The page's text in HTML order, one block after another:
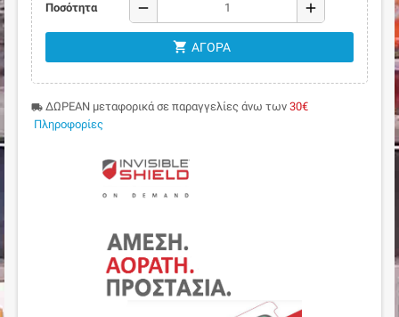
Ποσότητα remove add
shopping_cart ΑΓΟΡΆ
local_shipping ΔΩΡΕΑΝ μεταφορικά σε παραγγελίες άνω των 30€
Πληροφορίες